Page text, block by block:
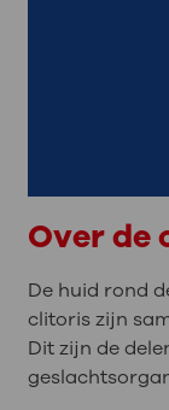
Over de
De huid rond
clitoris zijn
Dit zijn de